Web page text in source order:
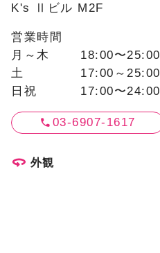
K's Ⅱビル M2F
営業時間
月～木
18:00〜25:00
土
17:00～25:00
日祝
17:00〜24:00
03-6907-1617
外観